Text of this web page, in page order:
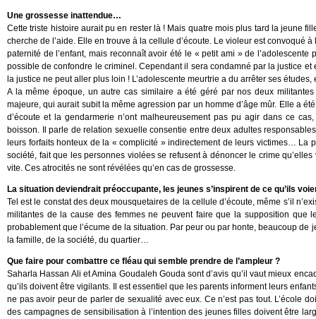
Une grossesse inattendue…
Cette triste histoire aurait pu en rester là ! Mais quatre mois plus tard la jeune
cherche de l’aide. Elle en trouve à la cellule d’écoute. Le violeur est convoqué
paternité de l’enfant, mais reconnaît avoir été le « petit ami » de
possible de confondre le criminel. Cependant il sera condamné par la justice
la justice ne peut aller plus loin ! L’adolescente meurtrie a du arrêter ses
A la même époque, un autre cas similaire a été géré par nos deux
majeure, qui aurait subit la même agression par un homme d’âge mûr. Elle a
d’écoute et la gendarmerie n’ont malheureusement pas pu agir dans ce
boisson. Il parle de relation sexuelle consentie entre deux adultes
leurs forfaits honteux de la « complicité » indirectement de leurs victimes… La
société, fait que les personnes violées se refusent à dénoncer le crime
vite. Ces atrocités ne sont révélées qu’en cas de grossesse.
La situation deviendrait préoccupante, les jeunes s’inspirent de ce qu’ils
Tel est le constat des deux mousquetaires de la cellule d’écoute, même s’il
militantes de la cause des femmes ne peuvent faire que la supposition
probablement que l’écume de la situation. Par peur ou par honte, beaucoup de
la famille, de la société, du quartier…
Que faire pour combattre ce fléau qui semble prendre de l’ampleur ?
Saharla Hassan Ali et Amina Goudaleh Gouda sont d’avis qu’il vaut mieux
qu’ils doivent être vigilants. Il est essentiel que les parents informent leurs
ne pas avoir peur de parler de sexualité avec eux. Ce n’est pas tout. L’école
des campagnes de sensibilisation à l’intention des jeunes filles doivent être